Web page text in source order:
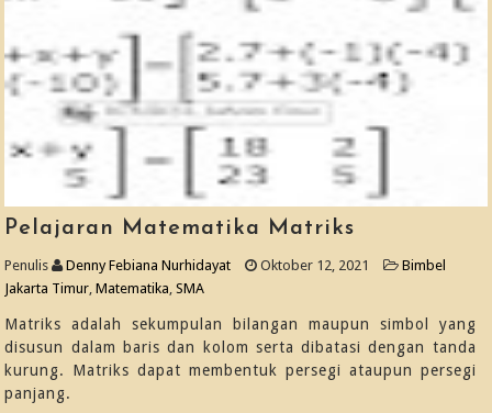
Pelajaran Matematika Matriks
Penulis Denny Febiana Nurhidayat Oktober 12, 2021
Bimbel
Jakarta Timur,Matematika,SMA
Matriks adalah sekumpulan bilangan maupun simbol yang
disusun dalam baris dan kolom serta dibatasi dengan tanda
kurung. Matriks dapat membentuk persegi ataupun persegi
panjang.